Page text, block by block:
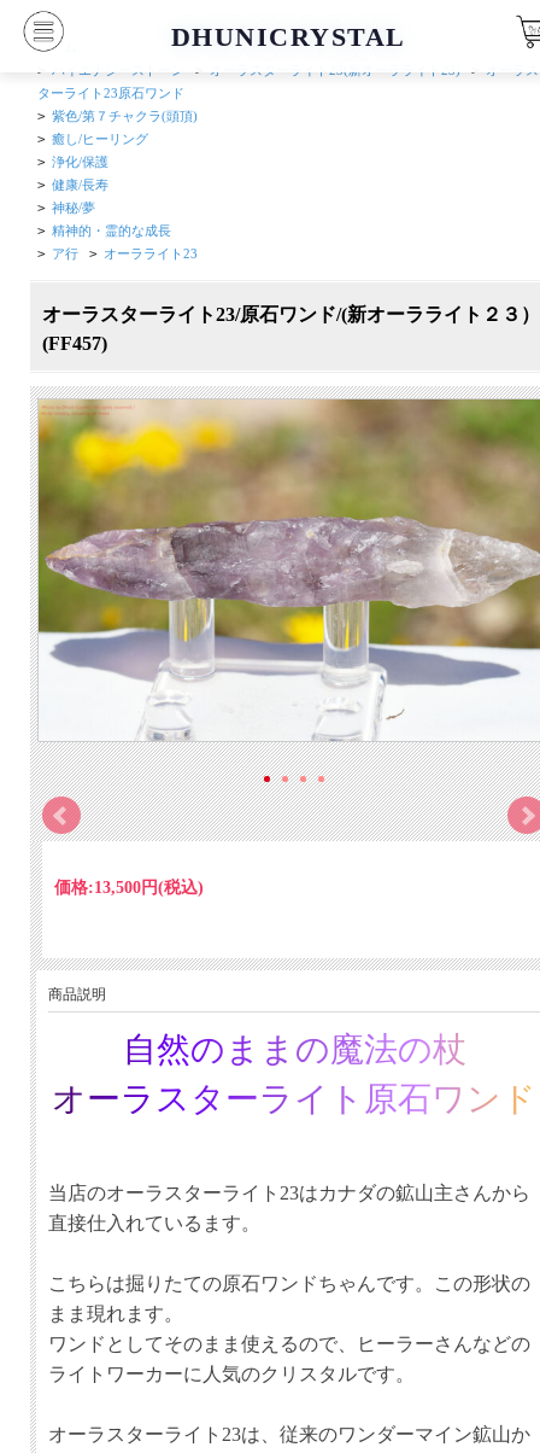
DHUNICRYSTAL
ホーム
> ハイエナジーストーン > オーラスターライト23(新オーラライト23) >
オーラス
ターライト23原石ワンド
> 紫色/第７チャクラ(頭頂)
> 癒し/ヒーリング
> 浄化/保護
> 健康/長寿
> 神秘/夢
> 精神的・霊的な成長
> ア行 > オーラライト23
オーラスターライト23/原石ワンド/(新オーラライト２３）
(FF457)
価格:13,500円(税込)
商品説明
自然のままの魔法の杖
オーラスターライト原石ワンド
当店のオーラスターライト23はカナダの鉱山主さんから
直接仕入れているます。
こちらは掘りたての原石ワンドちゃんです。この形状の
まま現れます。
ワンドとしてそのまま使えるので、ヒーラーさんなどの
ライトワーカーに人気のクリスタルです。
オーラスターライト23は、従来のワンダーマイン鉱山か